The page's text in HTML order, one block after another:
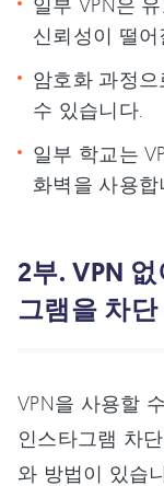
신뢰성이 떨어
암호화 과정
수 있습니다.
일부 학교는
화벽을 사용합
2부. VPN
그램을 차
VPN을 사용할
인스타그램 차
와 방법이 있습